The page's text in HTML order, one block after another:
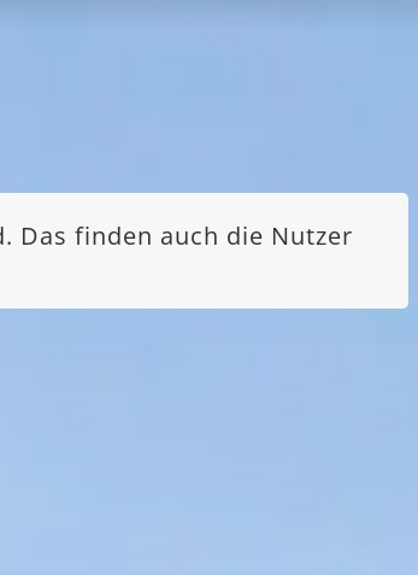
Das finden auch die Nutzer